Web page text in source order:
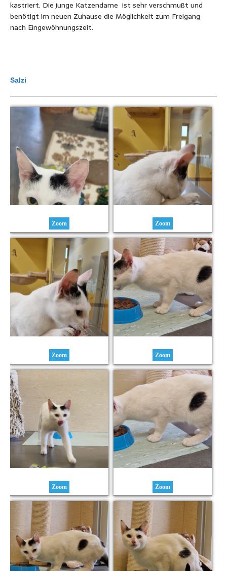
kastriert. Die junge Katzendame ist sehr verschmußt und
benötigt im neuen Zuhause die Möglichkeit zum Freigang
nach Eingewöhnungszeit.
Salzi
Zoom Zoom
Zoom Zoom
Zoom Zoom